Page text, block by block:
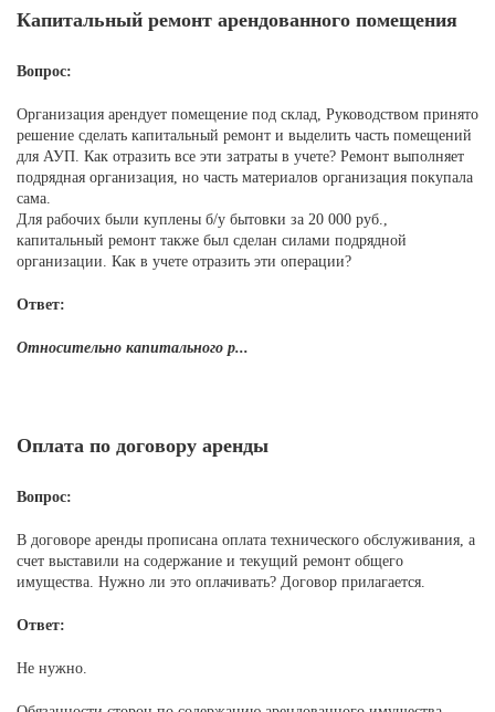
Капитальный ремонт арендованного помещения
Вопрос:
Организация арендует помещение под склад, Руководством принято
решение сделать капитальный ремонт и выделить часть помещений
для АУП. Как отразить все эти затраты в учете? Ремонт выполняет
подрядная организация, но часть материалов организация покупала
сама.
Для рабочих были куплены б/у бытовки за 20 000 руб.,
капитальный ремонт также был сделан силами подрядной
организации. Как в учете отразить эти операции?
Ответ:
Относительно капитального р...
Оплата по договору аренды
Вопрос:
В договоре аренды прописана оплата технического обслуживания, а
счет выставили на содержание и текущий ремонт общего
имущества. Нужно ли это оплачивать? Договор прилагается.
Ответ:
Не нужно.